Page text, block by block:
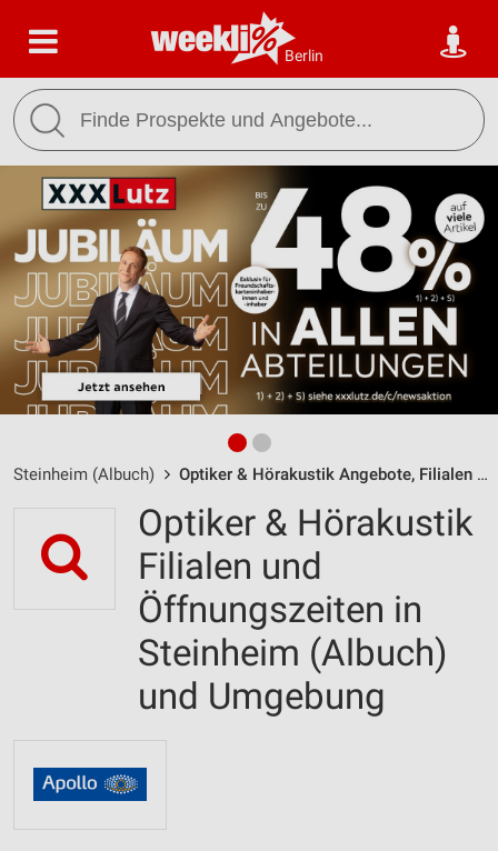
Berlin
Steinheim (Albuch) Optiker & Hörakustik Angebote, Filialen & Öffnungszeiten
Optiker & Hörakustik
Filialen und
Öffnungszeiten in
Steinheim (Albuch)
und Umgebung